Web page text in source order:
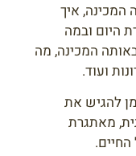
המכינה, איך
היום ובמה
המכינה, מה
ועוד.
להגיש את
מאתגרת